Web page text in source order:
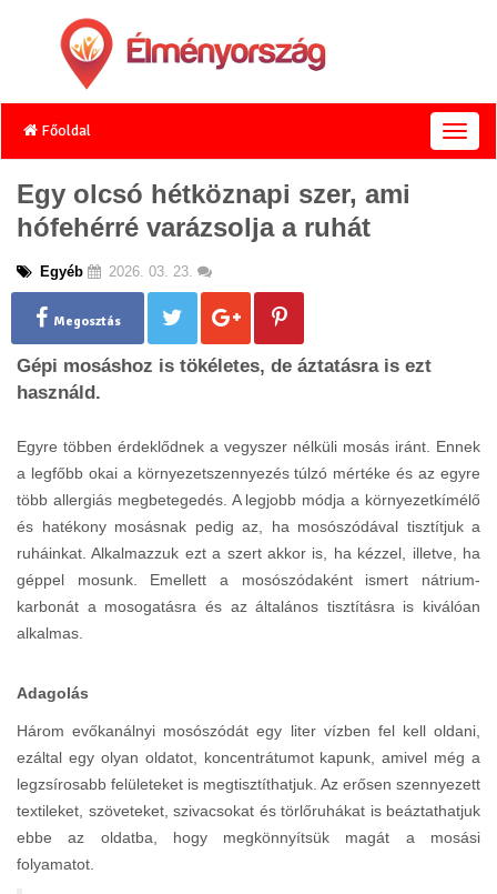
Főoldal
T
o
o
Egy olcsó hétköznapi szer, ami
hófehérré varázsolja a ruhát
Egyéb 2026. 03. 23.
Megosztás
Gépi mosáshoz is tökéletes, de áztatásra is ezt
használd.
Egyre többen érdeklődnek a vegyszer nélküli mosás iránt. Ennek
a legfőbb okai a környezetszennyezés túlzó mértéke és az egyre
több allergiás megbetegedés. A legjobb módja a környezetkímélő
és hatékony mosásnak pedig az, ha mosószódával tisztítjuk a
ruháinkat. Alkalmazzuk ezt a szert akkor is, ha kézzel, illetve, ha
géppel mosunk. Emellett a mosószódaként ismert nátrium-
karbonát a mosogatásra és az általános tisztításra is kiválóan
alkalmas.
Adagolás
Három evőkanálnyi mosószódát egy liter vízben fel kell oldani,
ezáltal egy olyan oldatot, koncentrátumot kapunk, amivel még a
legzsírosabb felületeket is megtisztíthatjuk. Az erősen szennyezett
textileket, szöveteket, szivacsokat és törlőruhákat is beáztathatjuk
ebbe az oldatba, hogy megkönnyítsük magát a mosási
folyamatot.